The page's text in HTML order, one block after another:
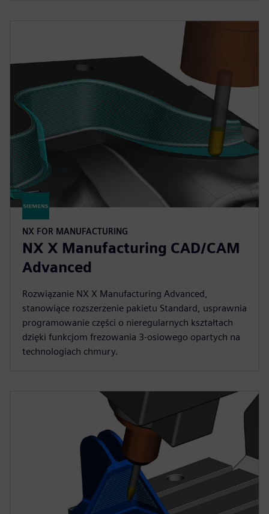
NX FOR MANUFACTURING
NX X Manufacturing CAD/CAM
Advanced
Rozwiązanie NX X Manufacturing Advanced,
stanowiące rozszerzenie pakietu Standard, usprawnia
programowanie części o nieregularnych kształtach
dzięki funkcjom frezowania 3-osiowego opartych na
technologiach chmury.